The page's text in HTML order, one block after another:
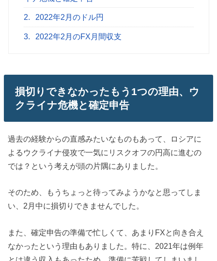
2. 2022年2月のドル円
3. 2022年2月のFX月間収支
損切りできなかったもう1つの理由、ウ
クライナ危機と確定申告
過去の経験からの直感みたいなものもあって、ロシアに
よるウクライナ侵攻で一気にリスクオフの円高に進むの
では？という考えが頭の片隅にありました。
そのため、もうちょっと待ってみようかなと思ってしま
い、2月中に損切りできませんでした。
また、確定申告の準備で忙しくて、あまりFXと向き合え
なかったという理由もありました。特に、2021年は例年